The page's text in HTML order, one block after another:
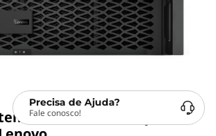
DG All Flash Arrays
Precisa de Ajuda?
Fale conosco!